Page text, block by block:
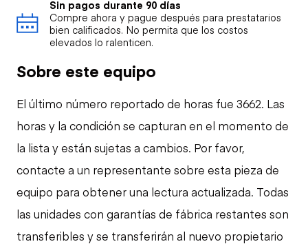
Sin pagos durante 90 días
Compre ahora y pague después para prestatarios
bien calificados. No permita que los costos
elevados lo ralenticen.
Sobre este equipo
El último número reportado de horas fue 3662. Las
horas y la condición se capturan en el momento de
la lista y están sujetas a cambios. Por favor,
contacte a un representante sobre esta pieza de
equipo para obtener una lectura actualizada. Todas
las unidades con garantías de fábrica restantes son
transferibles y se transferirán al nuevo propietario